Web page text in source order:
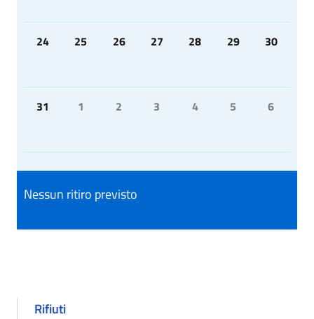
24 25 26 27 28 29 30
31 1 2 3 4 5 6
Nessun ritiro previsto
Rifiuti